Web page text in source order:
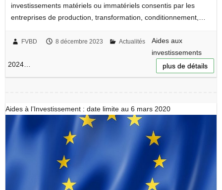
investissements matériels ou immatériels consentis par les
entreprises de production, transformation, conditionnement,…
FVBD 8 décembre 2023 Actualités
Aides aux
investissements
2024…
plus de détails
Aides à l’Investissement : date limite au 6 mars 2020